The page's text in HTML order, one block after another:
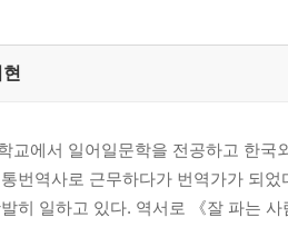
교에서 일어일문학을 전공하고 한
번역사로 근무하다가 번역가가 되
히 일하고 있다. 역서로 《잘 파는